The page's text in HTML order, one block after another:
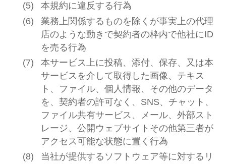
本規約に違反する行為
業務上関係するものを除くが事実上の代理
店のような動きで契約者の枠内で他社にID
を売る行為
本サービス上に投稿、添付、保存、又は本
サービスを介して取得した画像、テキス
ト、ファイル、個人情報、その他のデータ
を、契約者の許可なく、SNS、チャット、
ファイル共有サービス、メール、外部スト
レージ、公開ウェブサイトその他第三者が
アクセス可能な状態に置く行為
当社が提供するソフトウェア等に対するリ